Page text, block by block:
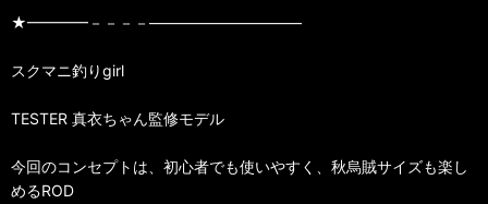
★━━━━－－－－——————————
スクマニ釣りgirl
TESTER 真衣ちゃん監修モデル
今回のコンセプトは、初心者でも使いやすく、秋烏賊サイズも楽し
めるROD